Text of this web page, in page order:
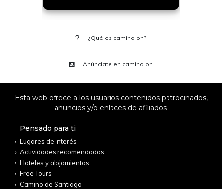
¿Qué es camino on?
Anúnciate en camino on
Esta web ofrece a los usuarios contenidos patrocinados,
anuncios y/o enlaces de afiliados.
Pensado para ti
Lugares de interés
Actividades recomendadas
Hoteles y alojamientos
Free Tours
Camino de Santiago